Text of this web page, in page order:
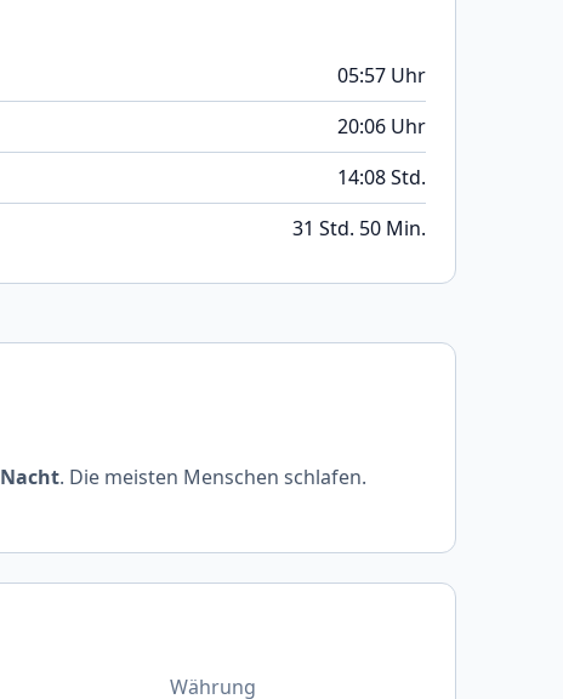
05:57 Uhr
20:06 Uhr
14:08 Std.
31 Std. 50 Min.
Nacht. Die meisten Menschen schlafen.
Währung